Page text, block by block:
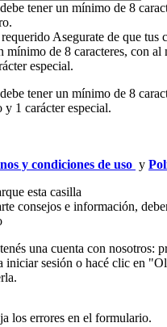
tener un mínimo de 8
Asegurate de que tus
mínimo de 8 caracteres, con al
especial.
tener un mínimo de 8
y 1 carácter especial.
y condiciones de uso y
esta casilla
consejos e información,
una cuenta con nosotros:
iniciar sesión o hacé clic en
los errores en el formulario.